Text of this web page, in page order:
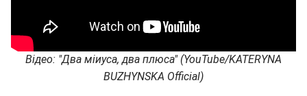
Відео: "Два міиуса, два плюса" (YouTube/KATERYNA
BUZHYNSKA Official)